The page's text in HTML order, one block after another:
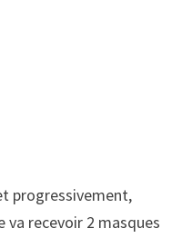
progressivement,
va recevoir 2 masques